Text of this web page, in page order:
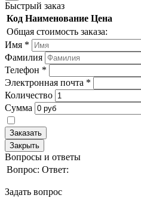
Быстрый заказ
Код Наименование Цена
Общая стоимость заказа:
Имя *
Фамилия
Телефон *
Электронная почта *
Количество
Сумма
Заказать
Закрыть
Вопросы и ответы
Вопрос: Ответ:
Задать вопрос